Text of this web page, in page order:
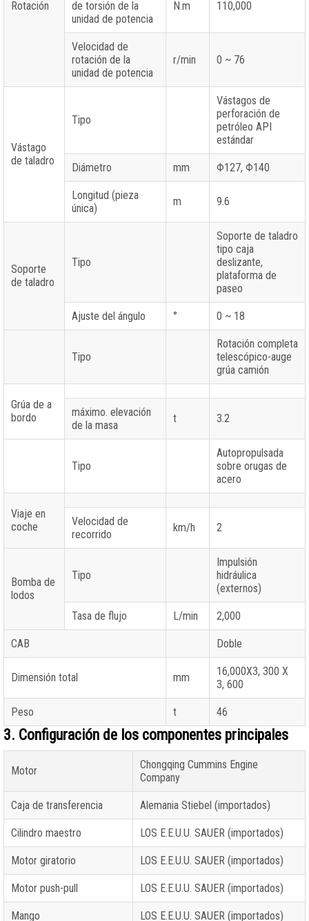
Rotación
de torsión de la
unidad de potencia
N.m 110,000
Velocidad de
rotación de la
unidad de potencia
r/min 0 ~ 76
Vástago
de taladro
Tipo
Vástagos de
perforación de
petróleo API
estándar
Diámetro mm Φ127, Φ140
Longitud (pieza
única)
m 9.6
Soporte
de taladro
Tipo
Soporte de taladro
tipo caja
deslizante,
plataforma de
paseo
Ajuste del ángulo ° 0 ~ 18
Tipo
Rotación completa
telescópico-auge
grúa camión
Grúa de a
bordo
máximo. elevación
de la masa
t 3.2
Tipo
Autopropulsada
sobre orugas de
acero
Viaje en
coche
Velocidad de
recorrido
km/h 2
Bomba de
lodos
Tipo
Impulsión
hidráulica
(externos)
Tasa de flujo L/min 2,000
CAB Doble
Dimensión total mm
16,000X3, 300 X
3, 600
Peso t 46
3. Configuración de los componentes principales
Motor
Chongqing Cummins Engine
Company
Caja de transferencia Alemania Stiebel (importados)
Cilindro maestro LOS E.E.U.U. SAUER (importados)
Motor giratorio LOS E.E.U.U. SAUER (importados)
Motor push-pull LOS E.E.U.U. SAUER (importados)
Mango LOS E.E.U.U. SAUER (importados)